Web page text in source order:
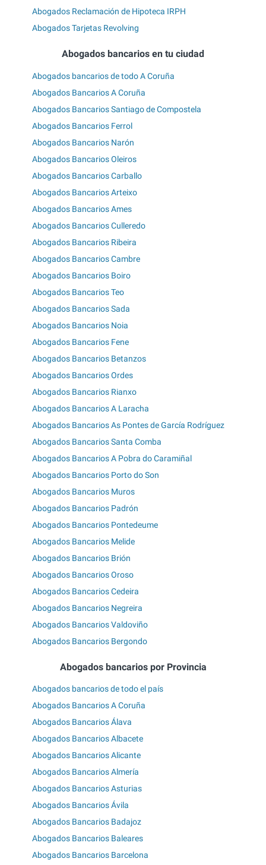
Abogados Reclamación de Hipoteca IRPH
Abogados Tarjetas Revolving
Abogados bancarios en tu ciudad
Abogados bancarios de todo A Coruña
Abogados Bancarios A Coruña
Abogados Bancarios Santiago de Compostela
Abogados Bancarios Ferrol
Abogados Bancarios Narón
Abogados Bancarios Oleiros
Abogados Bancarios Carballo
Abogados Bancarios Arteixo
Abogados Bancarios Ames
Abogados Bancarios Culleredo
Abogados Bancarios Ribeira
Abogados Bancarios Cambre
Abogados Bancarios Boiro
Abogados Bancarios Teo
Abogados Bancarios Sada
Abogados Bancarios Noia
Abogados Bancarios Fene
Abogados Bancarios Betanzos
Abogados Bancarios Ordes
Abogados Bancarios Rianxo
Abogados Bancarios A Laracha
Abogados Bancarios As Pontes de García Rodríguez
Abogados Bancarios Santa Comba
Abogados Bancarios A Pobra do Caramiñal
Abogados Bancarios Porto do Son
Abogados Bancarios Muros
Abogados Bancarios Padrón
Abogados Bancarios Pontedeume
Abogados Bancarios Melide
Abogados Bancarios Brión
Abogados Bancarios Oroso
Abogados Bancarios Cedeira
Abogados Bancarios Negreira
Abogados Bancarios Valdoviño
Abogados Bancarios Bergondo
Abogados bancarios por Provincia
Abogados bancarios de todo el país
Abogados Bancarios A Coruña
Abogados Bancarios Álava
Abogados Bancarios Albacete
Abogados Bancarios Alicante
Abogados Bancarios Almería
Abogados Bancarios Asturias
Abogados Bancarios Ávila
Abogados Bancarios Badajoz
Abogados Bancarios Baleares
Abogados Bancarios Barcelona